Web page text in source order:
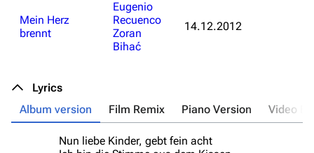
Mein Herz
brennt
Eugenio
Recuenco
Zoran
Bihać
14.12.2012
Lyrics
Album version
Film Remix Piano Version Video
Nun liebe Kinder, gebt fein acht